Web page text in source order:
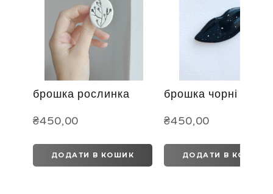
брошка рослинка
₴450,00
ДОДАТИ В КОШИК
брошка чорні губи
₴450,00
ДОДАТИ В КОШИК